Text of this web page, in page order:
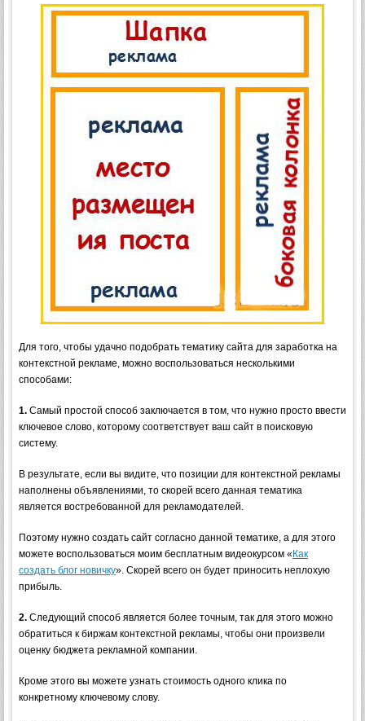
Для того, чтобы удачно подобрать тематику сайта для заработка на
контекстной рекламе, можно воспользоваться несколькими
способами:
1. Самый простой способ заключается в том, что нужно просто ввести
ключевое слово, которому соответствует ваш сайт в поисковую
систему.
В результате, если вы видите, что позиции для контекстной рекламы
наполнены объявлениями, то скорей всего данная тематика
является востребованной для рекламодателей.
Поэтому нужно создать сайт согласно данной тематике, а для этого
можете воспользоваться моим бесплатным видеокурсом «Как
создать блог новичку». Скорей всего он будет приносить неплохую
прибыль.
2. Следующий способ является более точным, так для этого можно
обратиться к биржам контекстной рекламы, чтобы они произвели
оценку бюджета рекламной компании.
Кроме этого вы можете узнать стоимость одного клика по
конкретному ключевому слову.